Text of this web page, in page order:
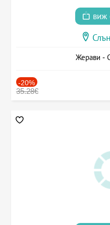
виж
Жерави -
-20%
35.28€